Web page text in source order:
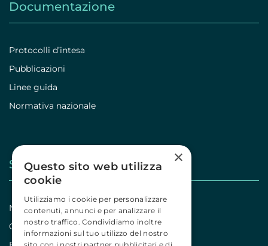
Documentazione
Protocolli d’intesa
Pubblicazioni
Linee guida
Normativa nazionale
Stampa
Notizie
Comunicati
×
Questo sito web utilizza
cookie
Utilizziamo i cookie per personalizzare
contenuti, annunci e per analizzare il
nostro traffico. Condividiamo inoltre
informazioni sul tuo utilizzo del nostro